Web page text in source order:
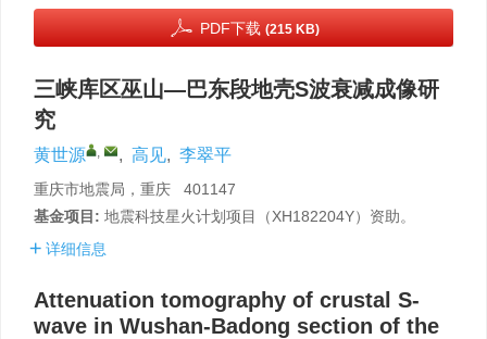
PDF下载 (215 KB)
三峡库区巫山—巴东段地壳S波衰减成像研
究
黄世源 , , 高见, 李翠平
重庆市地震局，重庆 401147
基金项目: 地震科技星火计划项目（XH182204Y）资助。
详细信息
Attenuation tomography of crustal S-
wave in Wushan-Badong section of the